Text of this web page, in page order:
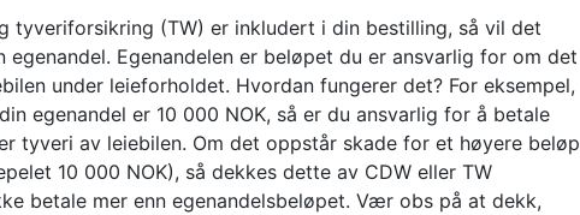
tyveriforsikring (TW) er inkludert i din bestilling, så vil det
Egenandelen er beløpet du er ansvarlig for om det
under leieforholdet. Hvordan fungerer det? For eksempel,
egenandel er 10 000 NOK, så er du ansvarlig for å betale
tyveri av leiebilen. Om det oppstår skade for et høyere beløp
10 000 NOK), så dekkes dette av CDW eller TW
betale mer enn egenandelsbeløpet. Vær obs på at dekk,